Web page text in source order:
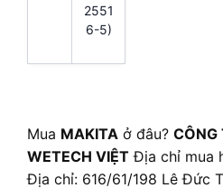
2551
6-5)
Mua MAKITA ở đâu? CÔNG
WETECH VIỆT Địa chỉ mua
Địa chỉ: 616/61/198 Lê Đức